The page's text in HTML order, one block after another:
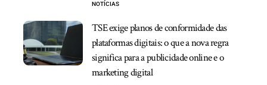
NOTÍCIAS
TSE exige planos de conformidade das
plataformas digitais: o que a nova regra
significa para a publicidade online e o
marketing digital